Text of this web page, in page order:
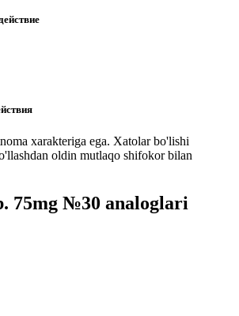
xarakteriga ega. Xatolar bo'lishi
oldin mutlaqo shifokor bilan
75mg №30 analoglari